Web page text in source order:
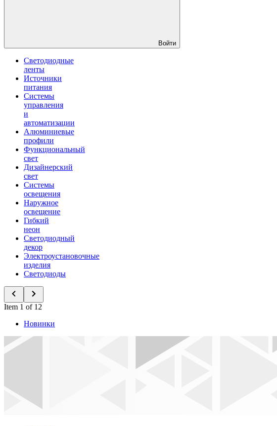
Войти
Светодиодные
ленты
Источники
питания
Системы
управления
и
автоматизации
Алюминиевые
профили
Функциональный
свет
Дизайнерский
свет
Системы
освещения
Наружное
освещение
Гибкий
неон
Светодиодный
декор
Электроустановочные
изделия
Светодиоды
Item 1 of 12
Новинки